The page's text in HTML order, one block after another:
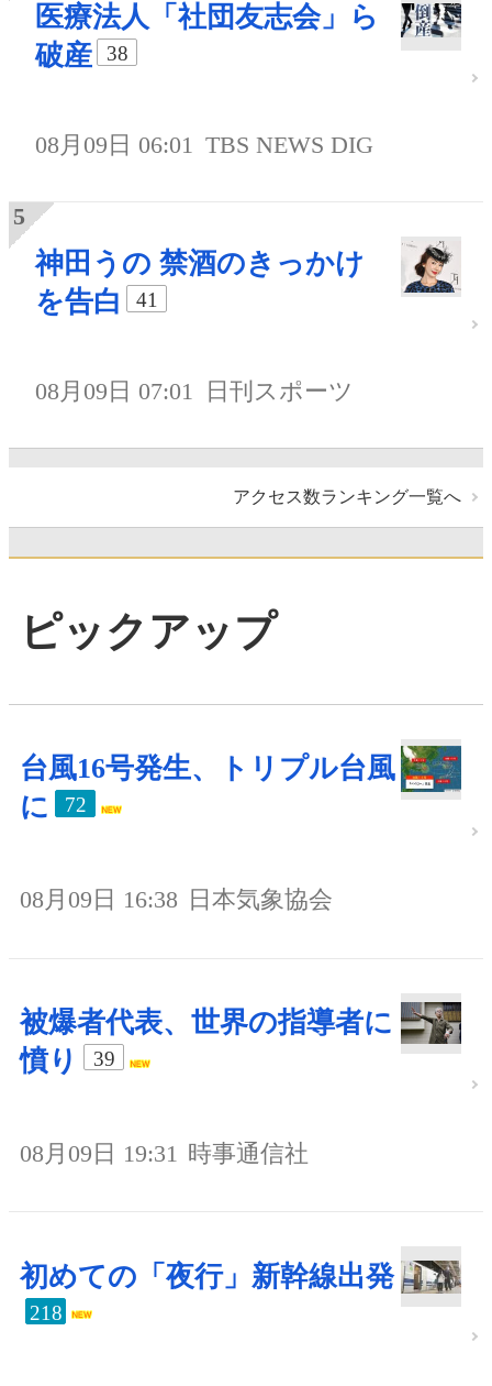
医療法人「社団友志会」ら
破産
38
08月09日 06:01 TBS NEWS DIG
神田うの 禁酒のきっかけ
を告白
41
08月09日 07:01 日刊スポーツ
アクセス数ランキング一覧へ
ピックアップ
台風16号発生、トリプル台風
に
72
08月09日 16:38 日本気象協会
被爆者代表、世界の指導者に
憤り
39
08月09日 19:31 時事通信社
初めての「夜行」新幹線出発
218